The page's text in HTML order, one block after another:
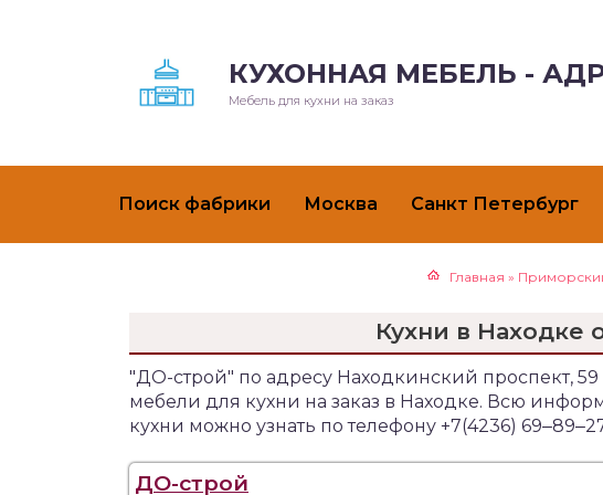
КУХОННАЯ МЕБЕЛЬ -
Мебель для кухни на заказ
Поиск фабрики Москва Санкт Петербург
Главная »
Кухни в Находке
"ДО-строй" по адресу Находкинский проспект,
мебели для кухни на заказ в Находке. Всю
кухни можно узнать по телефону +7(4236)
ДО-строй